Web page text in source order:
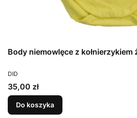
Body niemowlęce z kołnierzykiem
PRODUCENT
DID
Cena
35,00 zł
Do koszyka